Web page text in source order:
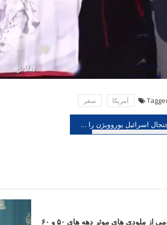
آمریكا سفر
جنجال اسرائیل یوروویژن را غم انگیز کرد
آلبومی از ملودی های موثر دهه های ۵۰ و ۶۰